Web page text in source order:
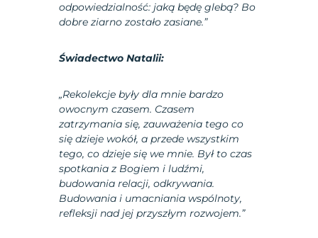
odpowiedzialność: jaką będę glebą? Bo
dobre ziarno zostało zasiane.”
Świadectwo Natalii:
„Rekolekcje były dla mnie bardzo
owocnym czasem. Czasem
zatrzymania się, zauważenia tego co
się dzieje wokół, a przede wszystkim
tego, co dzieje się we mnie. Był to czas
spotkania z Bogiem i ludźmi,
budowania relacji, odkrywania.
Budowania i umacniania wspólnoty,
refleksji nad jej przyszłym rozwojem.”